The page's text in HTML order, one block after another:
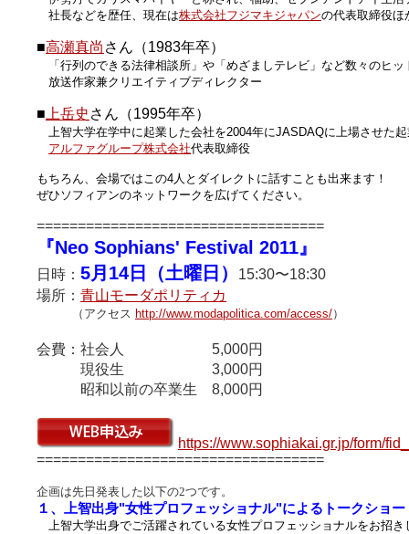
社長などを歴任、現在は株式会社フジマキジャパンの代表取締役ほ
■高瀬真尚 さん（1983年卒）
「行列のできる法律相談所」や「めざましテレビ」など数々のヒッ
放送作家兼クリエイティブディレクター
■ 上岳史 さん（1995年卒）
上智大学在学中に起業した会社を2004年にJASDAQに上場させた
アルファグループ株式会社代表取締役
もちろん、会場ではこの4人とダイレクトに話すことも出来ます！
ぜひソフィアンのネットワークを広げてください。
===================================
『Neo Sophians' Festival 2011』
日時： 5月14日（土曜日）
15:30〜18:30
場所： 青山モーダポリティカ
（アクセス http://www.modapolitica.com/access/）
会費：社会人 5,000円
現役生 3,000円
昭和以前の卒業生 8,000円
https://www.sophiakai.gr.jp/form/
===================================
企画は先日発表した以下の2つです。
１、上智出身"女性プロフェッショナル"によるトークショー
上智大学出身でご活躍されている女性プロフェッショナルをお招き